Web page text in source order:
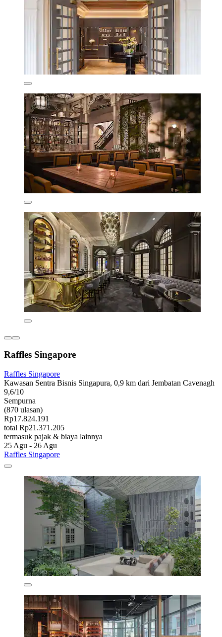
Raffles Singapore
Raffles Singapore
Kawasan Sentra Bisnis Singapura, 0,9 km dari Jembatan Cavenagh
9,6/10
Sempurna
(870 ulasan)
Rp17.824.191
total Rp21.371.205
termasuk pajak & biaya lainnya
25 Agu - 26 Agu
Raffles Singapore